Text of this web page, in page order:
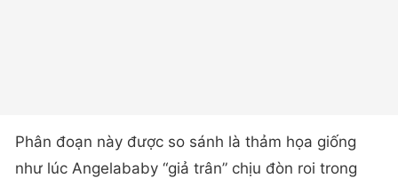
Phân đoạn này được so sánh là thảm họa giống
như lúc Angelababy “giả trân” chịu đòn roi trong